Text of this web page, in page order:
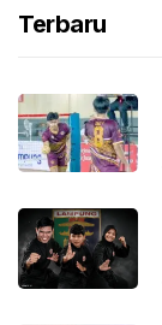
Terbaru